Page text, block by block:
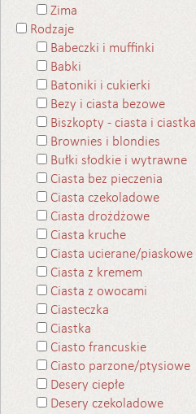
Zima
Rodzaje
Babeczki i muffinki
Babki
Batoniki i cukierki
Bezy i ciasta bezowe
Biszkopty - ciasta i ciastka
Brownies i blondies
Bułki słodkie i wytrawne
Ciasta bez pieczenia
Ciasta czekoladowe
Ciasta drożdżowe
Ciasta kruche
Ciasta ucierane/piaskowe
Ciasta z kremem
Ciasta z owocami
Ciasteczka
Ciastka
Ciasto francuskie
Ciasto parzone/ptysiowe
Desery ciepłe
Desery czekoladowe